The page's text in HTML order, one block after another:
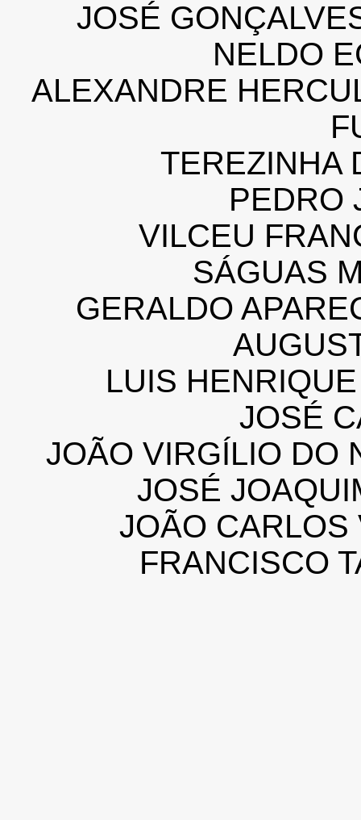
JOSÉ
NELDO
ALEXANDRE
TEREZINHA
PEDRO
VILCEU
SÁGUAS
GERALDO
LUIS
JOSÉ
JOÃO VIRGÍLIO DO
JOSÉ
JOÃO
FRANCISCO